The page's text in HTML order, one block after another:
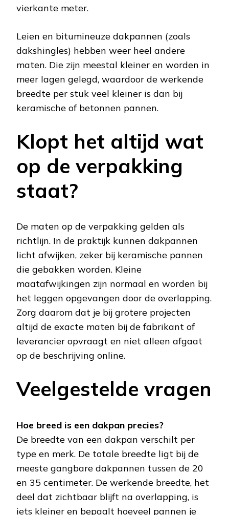
vierkante meter.
Leien en bitumineuze dakpannen (zoals
dakshingles) hebben weer heel andere
maten. Die zijn meestal kleiner en worden in
meer lagen gelegd, waardoor de werkende
breedte per stuk veel kleiner is dan bij
keramische of betonnen pannen.
Klopt het altijd wat
op de verpakking
staat?
De maten op de verpakking gelden als
richtlijn. In de praktijk kunnen dakpannen
licht afwijken, zeker bij keramische pannen
die gebakken worden. Kleine
maatafwijkingen zijn normaal en worden bij
het leggen opgevangen door de overlapping.
Zorg daarom dat je bij grotere projecten
altijd de exacte maten bij de fabrikant of
leverancier opvraagt en niet alleen afgaat
op de beschrijving online.
Veelgestelde vragen
Hoe breed is een dakpan precies?
De breedte van een dakpan verschilt per
type en merk. De totale breedte ligt bij de
meeste gangbare dakpannen tussen de 20
en 35 centimeter. De werkende breedte, het
deel dat zichtbaar blijft na overlapping, is
iets kleiner en bepaalt hoeveel pannen je